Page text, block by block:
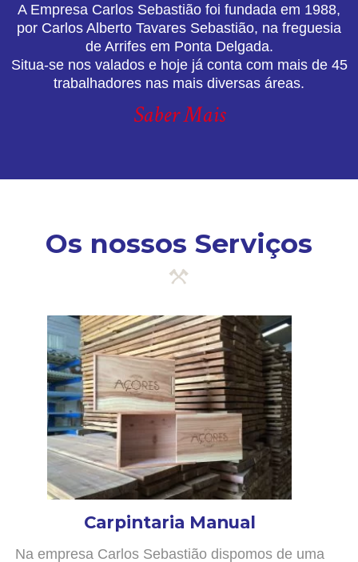
A Empresa Carlos Sebastião foi fundada em 1988,
por Carlos Alberto Tavares Sebastião, na freguesia
de Arrifes em Ponta Delgada.
Situa-se nos valados e hoje já conta com mais de 45
trabalhadores nas mais diversas áreas.
Saber Mais
Os nossos Serviços
Carpintaria Manual
Na empresa Carlos Sebastião dispomos de uma